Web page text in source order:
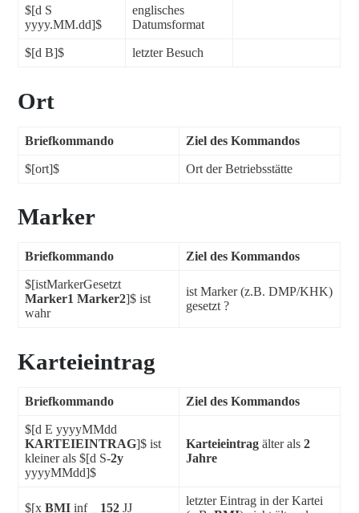
$[d S
yyyy.MM.dd]$
englisches
Datumsformat
$[d B]$ letzter Besuch
Ort
Briefkommando Ziel des Kommandos
$[ort]$ Ort der Betriebsstätte
Marker
Briefkommando Ziel des Kommandos
$[istMarkerGesetzt
Marker1 Marker2]$ ist
wahr
ist Marker (z.B. DMP/KHK)
gesetzt ?
Karteieintrag
Briefkommando Ziel des Kommandos
$[d E yyyyMMdd
KARTEIEINTRAG]$ ist
kleiner als $[d S-2y
yyyyMMdd]$
Karteieintrag älter als 2
Jahre
$[x BMI inf _ 152 JJ
letzter Eintrag in der Kartei